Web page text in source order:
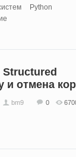
Python
и отмена
bm9 0